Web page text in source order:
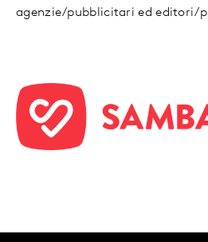
agenzie/pubblicitari ed editori/